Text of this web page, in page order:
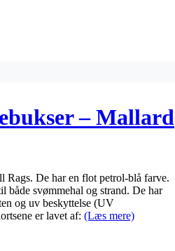
– Mallard
Rags. De har en flot petrol-blå farve.
både svømmehal og strand. De har
og uv beskyttelse (UV
er lavet af: (Læs mere)